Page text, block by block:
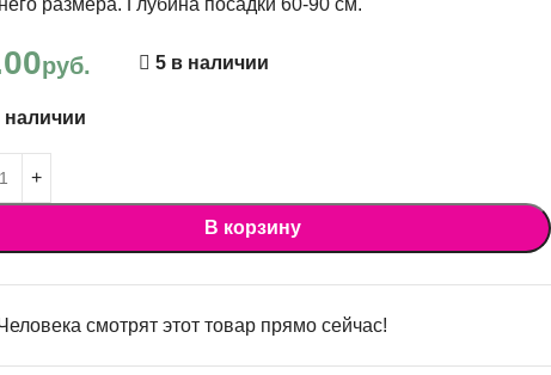
руб. 5 в наличии
наличии
В корзину
смотрят этот товар прямо сейчас!